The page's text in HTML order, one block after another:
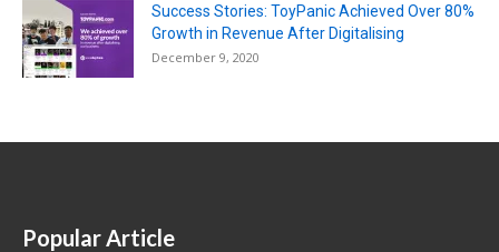
Success Stories: ToyPanic Achieved Over 80%
Growth in Revenue After Digitalising
December 9, 2020
Popular Article